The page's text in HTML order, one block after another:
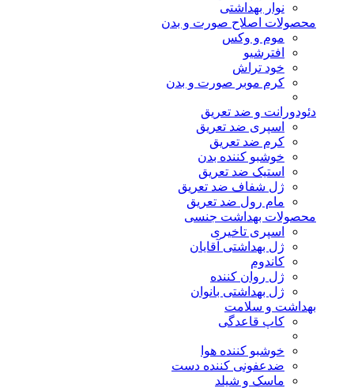
نوار بهداشتی
محصولات اصلاح صورت و بدن
موم و وکس
افترشیو
خود تراش
کرم موبر صورت و بدن
دئودورانت و ضد تعریق
اسپری ضد تعریق
کرم ضد تعریق
خوشبو کننده بدن
استیک ضد تعریق
ژل شفاف ضد تعریق
مام رول ضد تعریق
محصولات بهداشت جنسی
اسپری تاخیری
ژل بهداشتی آقایان
کاندوم
ژل روان کننده
ژل بهداشتی بانوان
بهداشت و سلامت
کاپ قاعدگی
خوشبو کننده هوا
ضدعفونی کننده دست
ماسک و شیلد